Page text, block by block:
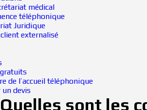
médical
téléphonique
Juridique
externalisé
de l’accueil téléphonique
devis
Quelles sont les